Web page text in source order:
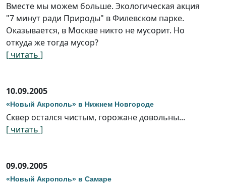
Вместе мы можем больше. Экологическая акция
"7 минут ради Природы" в Филевском парке.
Оказывается, в Москве никто не мусорит. Но
откуда же тогда мусор?
[ читать ]
10.09.2005
«Новый Акрополь» в Нижнем Новгороде
Сквер остался чистым, горожане довольны...
[ читать ]
09.09.2005
«Новый Акрополь» в Самаре